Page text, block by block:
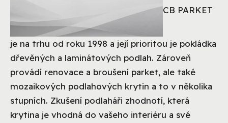
CB PARKET
je na trhu od roku 1998 a její prioritou je pokládka
dřevěných a laminátových podlah. Zároveň
provádí renovace a broušení parket, ale také
mozaikových podlahových krytin a to v několika
stupních. Zkušení podlaháři zhodnotí, která
krytina je vhodná do vašeho interiéru a své